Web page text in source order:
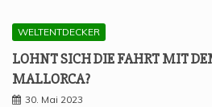
WELTENTDECKER
LOHNT SICH DIE FAHRT MIT
MALLORCA?
30. Mai 2023